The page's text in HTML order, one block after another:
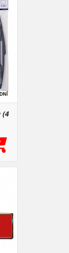
(4